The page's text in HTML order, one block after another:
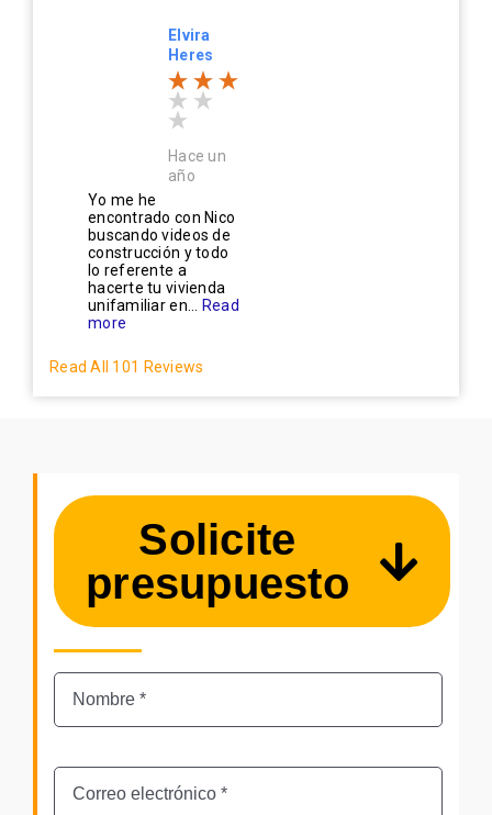
Elvira
Heres
Hace un
año
Yo me he
encontrado con Nico
buscando videos de
construcción y todo
lo referente a
hacerte tu vivienda
unifamiliar en...
Read
more
Read All 101 Reviews
Solicite
presupuesto